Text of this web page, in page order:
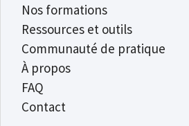
Nos formations
Ressources et outils
Communauté de pratique
À propos
FAQ
Contact